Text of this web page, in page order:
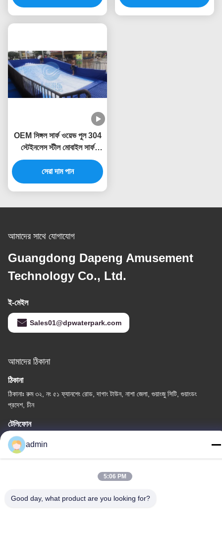
OEM সিঙ্গল সার্ফ ওয়েভ পুল 304
স্টেইনলেস স্টীল মোবাইল সার্ফ
রাইডার মেশিন
সেরা দাম পান
আমাদের সাথে যোগাযোগ
Guangdong Dapeng Amusement
Technology Co., Ltd.
ই-মেইল
Sales01@dpwaterpark.com
আমাদের ঠিকানা
ঠিকানা
ঠিকানাঃ রুম ৩২, নং ৫১ ফ্যানশেং রোড, দাগাং টাউন, নাশা জেলা, গুয়াংজু সিটি, গুয়াংডং
প্রদেশ, চীন
টেলিফোন
86-20-34989160
গোপনীয়তা নীতি |সাইট ম্যাপ
admin
5:06 PM
Good day, what product are you looking for?